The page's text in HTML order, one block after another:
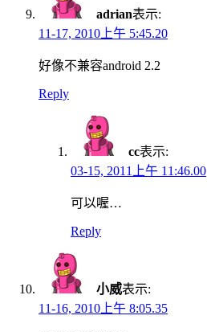
adrian表示:
11-17, 2010上午 5:45.20
好像不兼容android 2.2
Reply
cc表示:
03-15, 2011上午 11:46.00
可以喔…
Reply
小威表示:
11-16, 2010上午 8:05.35